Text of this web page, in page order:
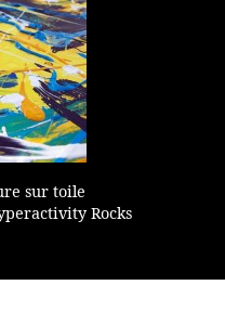
sur toile
Rocks